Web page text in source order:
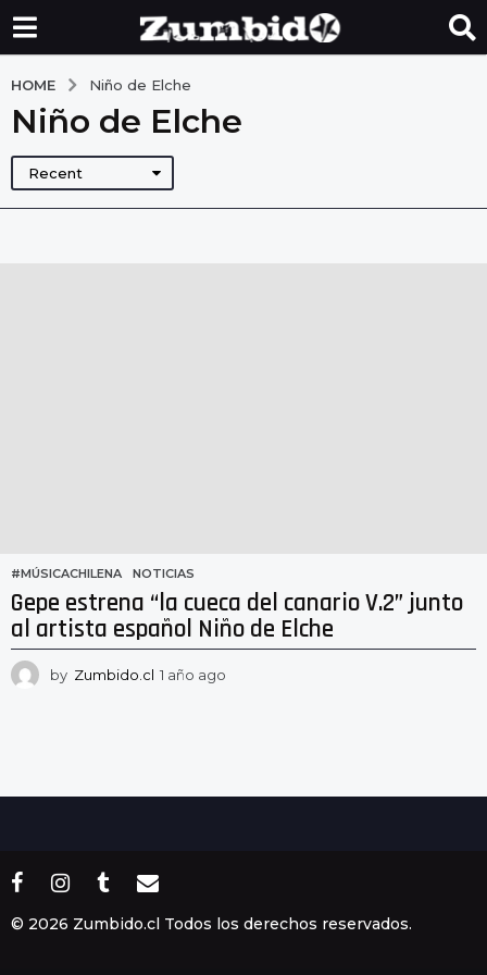
HOME Niño de Elche
Niño de Elche
Recent
#MÚSICACHILENA ,NOTICIAS
Gepe estrena “la cueca del canario V.2” junto
al artista español Niño de Elche
by Zumbido.cl 1 año ago
o
© 2026 Zumbido.cl Todos los derechos reservados.